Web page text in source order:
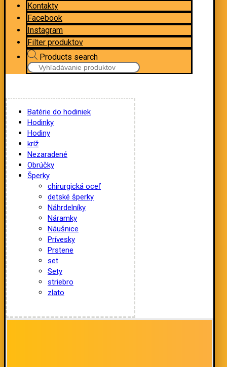
Kontakty
Facebook
Instagram
Filter produktov
Products search
Batérie do hodiniek
Hodinky
Hodiny
kríž
Nezaradené
Obrúčky
Šperky
chirurgická oceľ
detské šperky
Náhrdelníky
Náramky
Náušnice
Prívesky
Prstene
set
Sety
striebro
zlato